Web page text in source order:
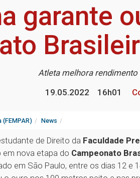
garante
Atleta melhora
19.05.2022
16h01
(FEMPAR) News
de Direito da Faculdade
em nova etapa do Campeonato
em São Paulo, entre os dias 12 e